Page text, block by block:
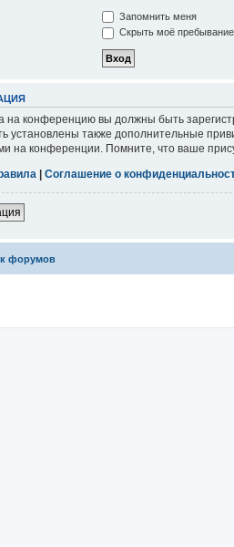
Запомнить меня
Скрыть моё
на конференцию вы должны быть
установлены также дополнительные
на конференции. Помните, что ваше
Соглашение о
форумов